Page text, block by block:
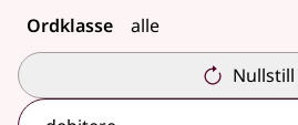
Ordklasse
Nullstill